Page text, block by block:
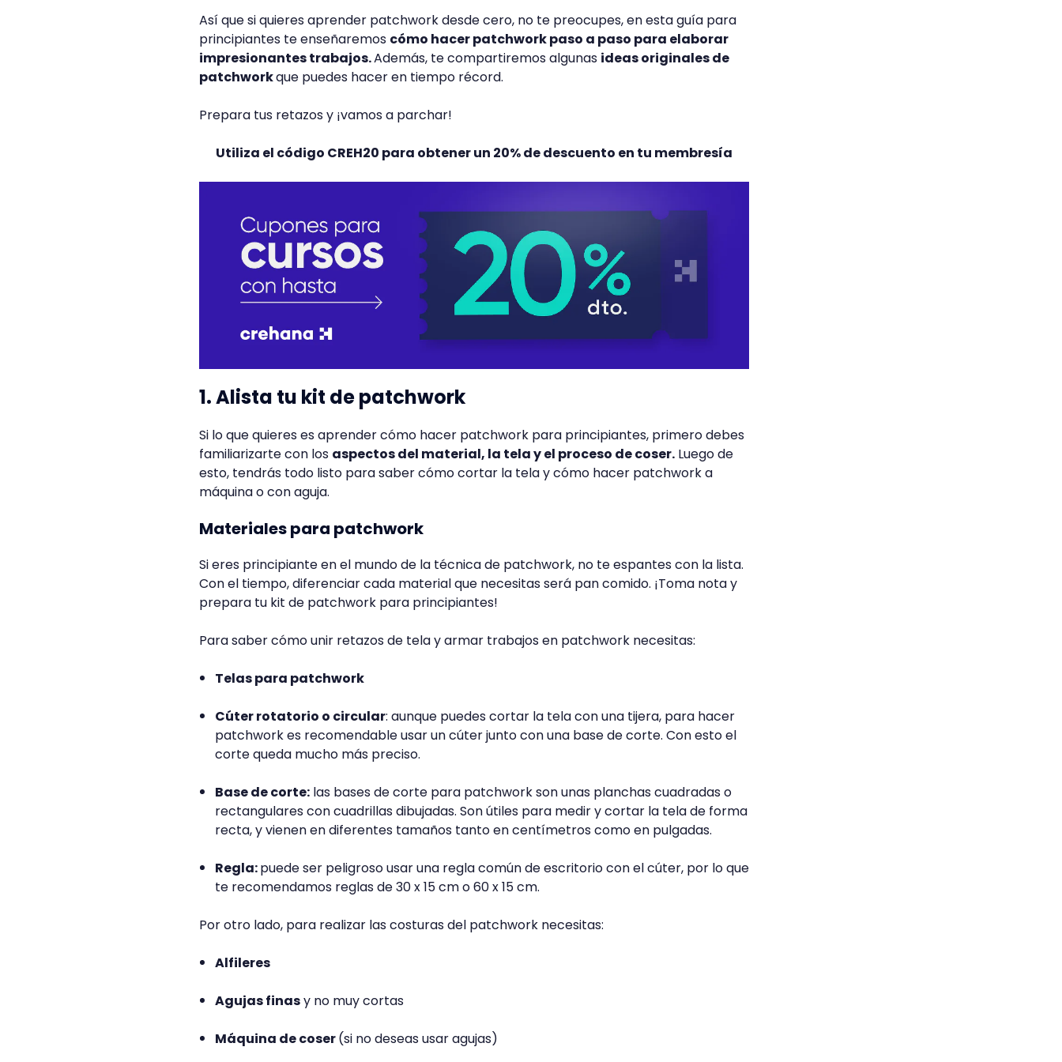
Así que si quieres aprender patchwork desde cero, no te preocupes, en esta guía para
principiantes te enseñaremos cómo hacer patchwork paso a paso para elaborar
impresionantes trabajos.Además, te compartiremos algunas ideas originales de
patchworkque puedes hacer en tiempo récord.
Prepara tus retazos y ¡vamos a parchar!
Utiliza el código CREH20 para obtener un 20% de descuento en tu membresía
1. Alista tu kit de patchwork
Si lo que quieres es aprender cómo hacer patchwork para principiantes, primero debes
familiarizarte con los aspectos del material, la tela y el proceso de coser. Luego de
esto, tendrás todo listo para saber cómo cortar la tela y cómo hacer patchwork a
máquina o con aguja.
Materiales para patchwork
Si eres principiante en el mundo de la técnica de patchwork, no te espantes con la lista.
Con el tiempo, diferenciar cada material que necesitas será pan comido. ¡Toma nota y
prepara tu kit de patchwork para principiantes!
Para saber cómo unir retazos de tela y armar trabajos en patchwork necesitas:
Telas para patchwork
Cúter rotatorio o circular: aunque puedes cortar la tela con una tijera, para hacer
patchwork es recomendable usar un cúter junto con una base de corte. Con esto el
corte queda mucho más preciso.
Base de corte: las bases de corte para patchwork son unas planchas cuadradas o
rectangulares con cuadrillas dibujadas. Son útiles para medir y cortar la tela de forma
recta, y vienen en diferentes tamaños tanto en centímetros como en pulgadas.
Regla:puede ser peligroso usar una regla común de escritorio con el cúter, por lo que
te recomendamos reglas de 30 x 15 cm o 60 x 15 cm.
Por otro lado, para realizar las costuras del patchwork necesitas:
Alfileres
Agujas finasy no muy cortas
Máquina de coser(si no deseas usar agujas)